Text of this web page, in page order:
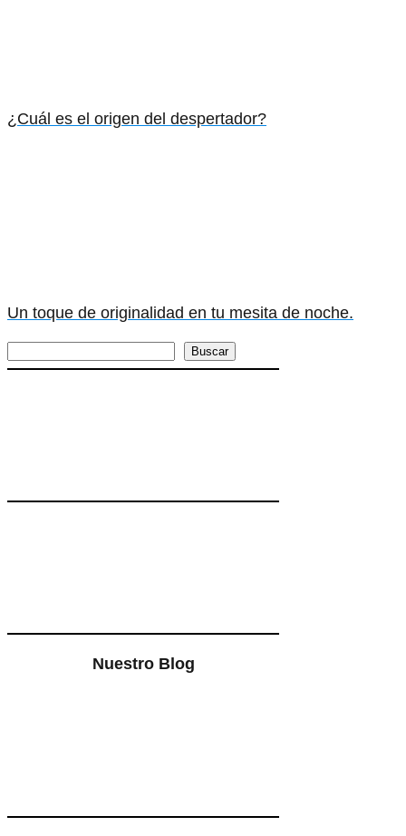
¿Cuál es el origen del despertador?
Un toque de originalidad en tu mesita de noche.
Buscar
Nuestro Blog